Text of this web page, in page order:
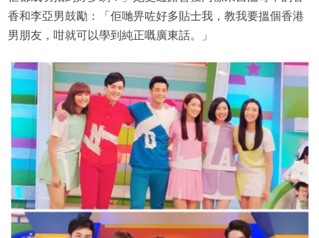
香和李亞男鼓勵：「佢哋畀咗好多貼士我，教我要搵個香港
男朋友，咁就可以學到純正嘅廣東話。」